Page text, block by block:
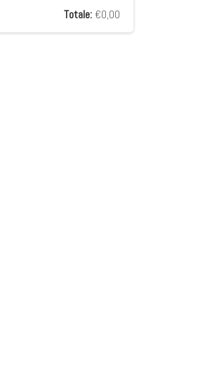
Totale: €0,00